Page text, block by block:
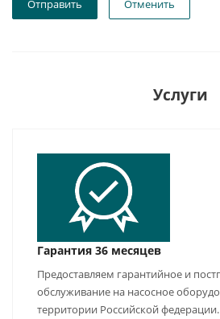
Отправить Отменить
Услуги
Гарантия 36 месяцев
Предоставляем гарантийное и
обслуживание на насосное
территории Российской федерации.